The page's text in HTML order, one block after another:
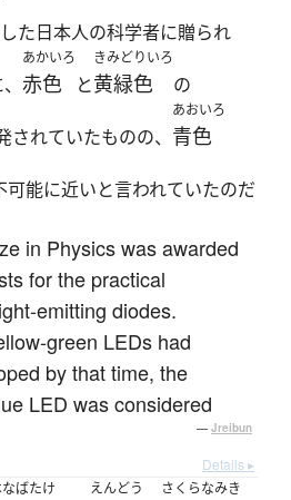
した日本人の科学者に贈られ
あかいろ
赤色 と
きみどりいろ
黄緑色 の
されていたものの、
あおいろ
青色
可能に近いと言われていたのだ
in Physics was awarded
for the practical
emitting diodes.
green LEDs had
by that time, the
LED was considered
— Jreibun
Details ▸
ばたけ えんどう さくらなみき